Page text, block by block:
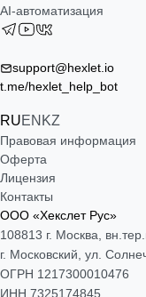
AI-автоматизация
support@hexlet.io
t.me/hexlet_help_bot
RUEN KZ
Правовая информация
Оферта
Лицензия
Контакты
ООО «Хекслет Рус»
108813 г. Москва,
г. Московский, ул.
ОГРН 1217300010476
ИНН 7325174845